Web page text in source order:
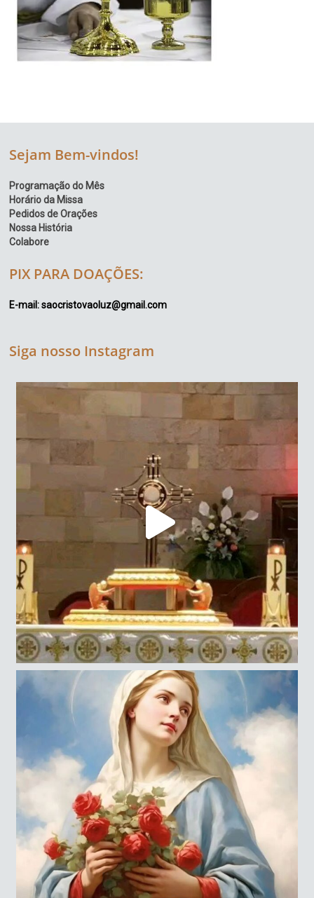
Sejam Bem-vindos!
Programação do Mês
Horário da Missa
Pedidos de Orações
Nossa História
Colabore
PIX PARA DOAÇÕES:
E-mail: saocristovaoluz@gmail.com
Siga nosso Instagram